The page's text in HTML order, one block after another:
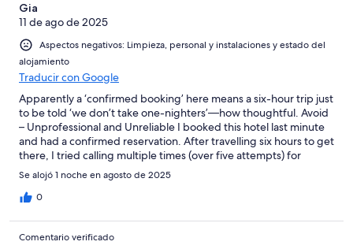
Gia
11 de ago de 2025
Aspectos negativos: Limpieza, personal y instalaciones y estado del
alojamiento
Traducir con Google
Apparently a ‘confirmed booking’ here means a six-hour trip just
to be told ‘we don’t take one-nighters’—how thoughtful. Avoid
– Unprofessional and Unreliable I booked this hotel last minute
and had a confirmed reservation. After travelling six hours to get
there, I tried calling multiple times (over five attempts) for
directions—no answer. Finally, just 10 minutes away, someone
picked up only to tell me they don’t accept one-night stays,
despite my confirmed booking. No apology, no effort to help,
professional company should treat guests.
Se alojó 1 noche en agosto de 2025
0
Comentario verificado